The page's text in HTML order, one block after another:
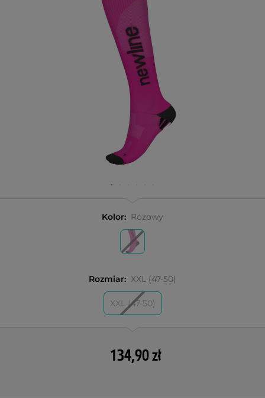
Kolor: Różowy
Rozmiar: XXL (47-50)
XXL (47-50)
134,90 zł